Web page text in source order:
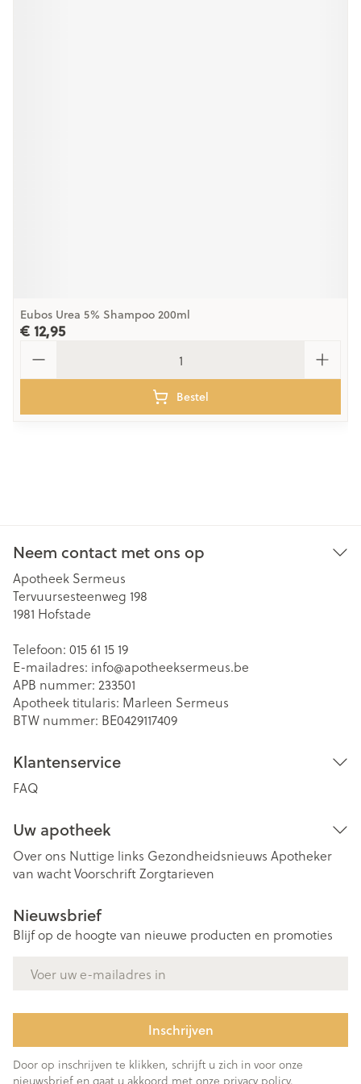
Eubos Urea 5% Shampoo 200ml
€ 12,95
Bestel
Neem contact met ons op
Apotheek Sermeus
Tervuursesteenweg 198
1981 Hofstade
Telefoon: 015 61 15 19
E-mailadres: info@apotheeksermeus.be
APB nummer: 233501
Apotheek titularis: Marleen Sermeus
BTW nummer: BE0429117409
Klantenservice
FAQ
Uw apotheek
Over ons Nuttige links Gezondheidsnieuws Apotheker
van wachtVoorschriftZorgtarieven
Nieuwsbrief
Blijf op de hoogte van nieuwe producten en promoties
Inschrijven
Door op inschrijven te klikken, schrijft u zich in voor onze
nieuwsbrief en gaat u akkoord met onze privacy policy.